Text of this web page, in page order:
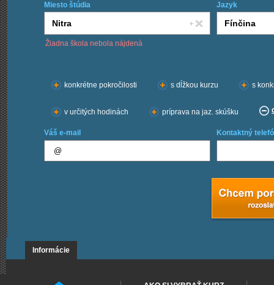
Miesto štúdia Jazyk
Žiadna škola nebola nájdená
konkrétne pokročilosti
s dĺžkou kurzu s
v určitých hodinách príprava na jaz. skúšku
Váš e-mail Kontaktný
Informácie